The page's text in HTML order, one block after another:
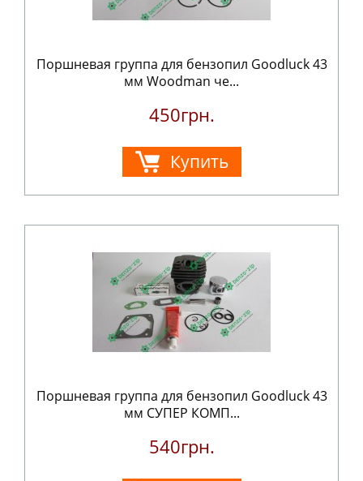
Поршневая группа для бензопил Goodluck 43
мм Woodman че...
450грн.
Купить
Поршневая группа для бензопил Goodluck 43
мм СУПЕР КОМП...
540грн.